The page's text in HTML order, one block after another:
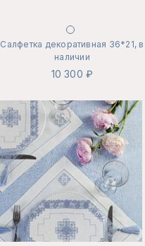
Салфетка декоративная 36*21, в
наличии
10 300 ₽